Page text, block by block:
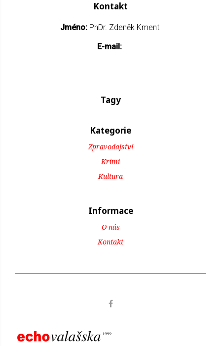
Kontakt
Jméno: PhDr. Zdeněk Kment
E-mail:
Tagy
Kategorie
Zpravodajství
Krimi
Kultura
Informace
O nás
Kontakt